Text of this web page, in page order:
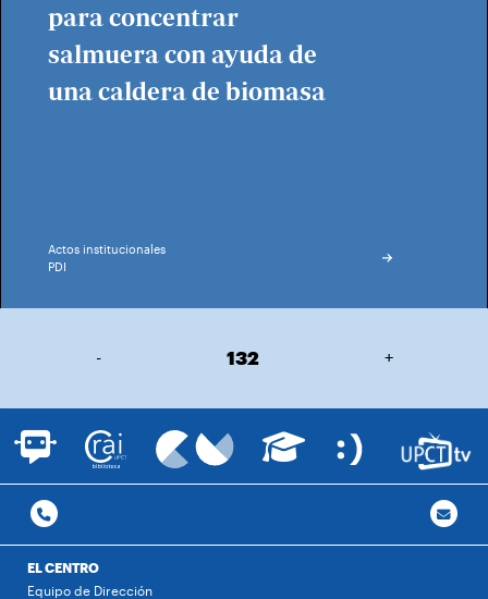
para concentrar
salmuera con ayuda de
una caldera de biomasa
Actos institucionales
PDI
- 132 +
EL CENTRO
Equipo de Dirección